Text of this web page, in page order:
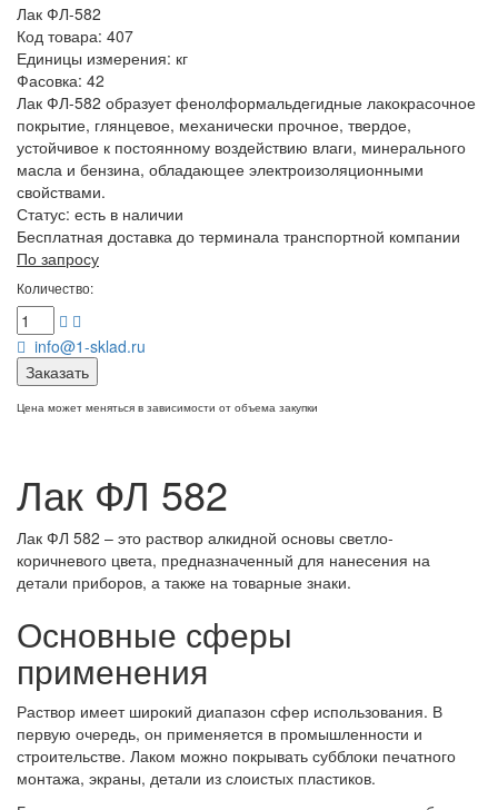
Лак ФЛ-582
Код товара: 407
Единицы измерения: кг
Фасовка: 42
Лак ФЛ-582 образует фенолформальдегидные лакокрасочное
покрытие, глянцевое, механически прочное, твердое,
устойчивое к постоянному воздействию влаги, минерального
масла и бензина, обладающее электроизоляционными
свойствами.
Статус: есть в наличии
Бесплатная доставка до терминала транспортной компании
По запросу
Количество:
info@1-sklad.ru
Заказать
Цена может меняться в зависимости от объема закупки
Лак ФЛ 582
Лак ФЛ 582 – это раствор алкидной основы светло-
коричневого цвета, предназначенный для нанесения на
детали приборов, а также на товарные знаки.
Основные сферы
применения
Раствор имеет широкий диапазон сфер использования. В
первую очередь, он применяется в промышленности и
строительстве. Лаком можно покрывать субблоки печатного
монтажа, экраны, детали из слоистых пластиков.